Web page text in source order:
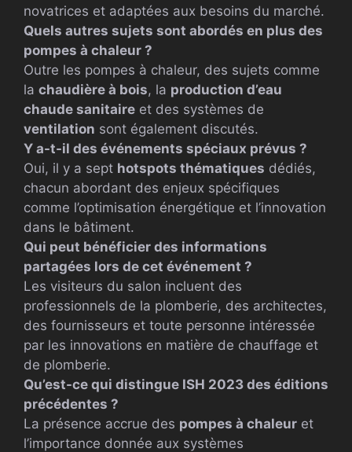
novatrices et adaptées aux besoins du marché.
Quels autres sujets sont abordés en plus des
pompes à chaleur ?
Outre les pompes à chaleur, des sujets comme
la chaudière à bois, la production d’eau
chaude sanitaire et des systèmes de
ventilation sont également discutés.
Y a-t-il des événements spéciaux prévus ?
Oui, il y a sept hotspots thématiques dédiés,
chacun abordant des enjeux spécifiques
comme l’optimisation énergétique et l’innovation
dans le bâtiment.
Qui peut bénéficier des informations
partagées lors de cet événement ?
Les visiteurs du salon incluent des
professionnels de la plomberie, des architectes,
des fournisseurs et toute personne intéressée
par les innovations en matière de chauffage et
de plomberie.
Qu’est-ce qui distingue ISH 2023 des éditions
précédentes ?
La présence accrue des pompes à chaleur et
l’importance donnée aux systèmes